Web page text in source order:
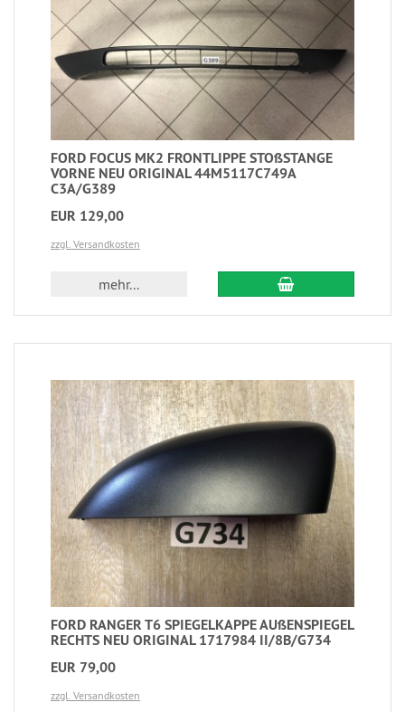
FORD FOCUS MK2 FRONTLIPPE STOßSTANGE
VORNE NEU ORIGINAL 44M5117C749A
C3A/G389
EUR 129,00
zzgl. Versandkosten
mehr...
FORD RANGER T6 SPIEGELKAPPE AUßENSPIEGEL
RECHTS NEU ORIGINAL 1717984 II/8B/G734
EUR 79,00
zzgl. Versandkosten